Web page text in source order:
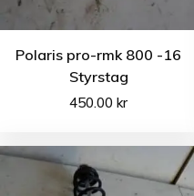
Polaris pro-rmk 800 -16
Styrstag
450.00kr